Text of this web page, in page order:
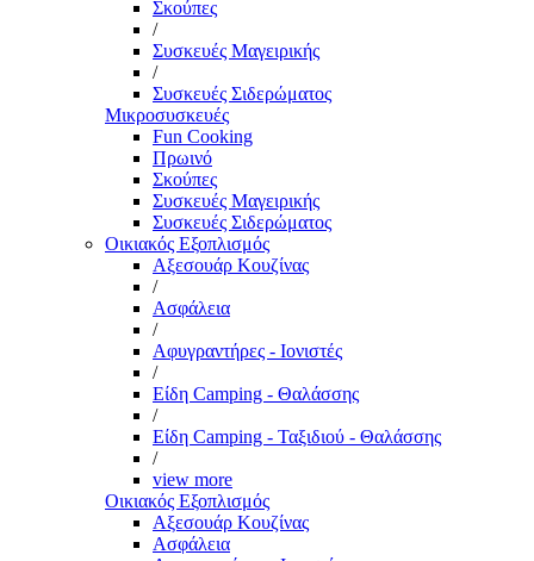
Σκούπες
/
Συσκευές Μαγειρικής
/
Συσκευές Σιδερώματος
Μικροσυσκευές
Fun Cooking
Πρωινό
Σκούπες
Συσκευές Μαγειρικής
Συσκευές Σιδερώματος
Οικιακός Εξοπλισμός
Αξεσουάρ Κουζίνας
/
Ασφάλεια
/
Αφυγραντήρες - Ιονιστές
/
Είδη Camping - Θαλάσσης
/
Είδη Camping - Ταξιδιού - Θαλάσσης
/
view more
Οικιακός Εξοπλισμός
Αξεσουάρ Κουζίνας
Ασφάλεια